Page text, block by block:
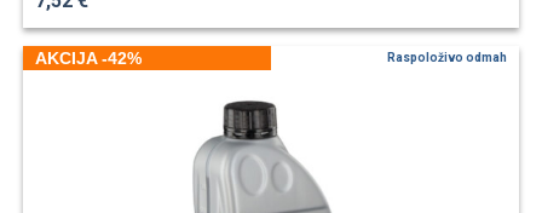
AKCIJA -42% Raspoloživo odmah